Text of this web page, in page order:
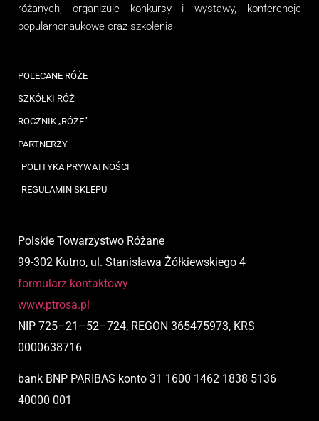
różanych, organizujekonkursy i wystawy, konferencje
popularnonaukowe oraz szkolenia
POLECANE RÓŻE
SZKÓŁKI RÓŻ
ROCZNIK „RÓŻE”
PARTNERZY
POLITYKA PRYWATNOŚCI
REGULAMIN SKLEPU
Polskie Towarzystwo Różane
99-302 Kutno, ul. Stanisława Żółkiewskiego 4
formularz kontaktowy
www.ptrosa.pl
NIP 725–21 –52–724, REGON 365475973, KRS
0000638716
bank BNP PARIBAS konto 31 1600 1462 1838 5136
40000 001